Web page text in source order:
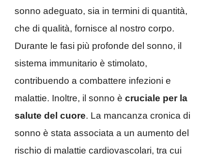
sonno adeguato, sia in termini di quantità,
che di qualità, fornisce al nostro corpo.
Durante le fasi più profonde del sonno, il
sistema immunitario è stimolato,
contribuendo a combattere infezioni e
malattie. Inoltre, il sonno è cruciale per la
salute del cuore. La mancanza cronica di
sonno è stata associata a un aumento del
rischio di malattie cardiovascolari, tra cui